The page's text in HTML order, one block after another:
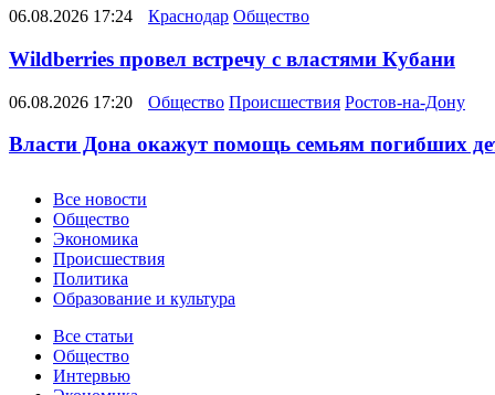
06.08.2026 17:24 Краснодар Общество
Wildberries провел встречу с властями Кубани
06.08.2026 17:20 Общество Происшествия Ростов-на-Дону
Власти Дона окажут помощь семьям погибших
Новости
Все новости
Общество
Экономика
Происшествия
Политика
Образование и культура
Статьи
Все статьи
Общество
Интервью